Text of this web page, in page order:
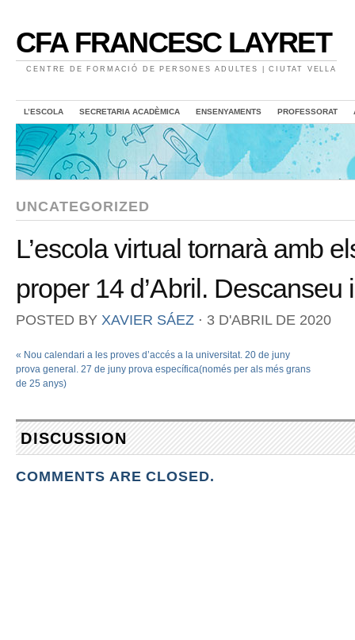
CFA FRANCESC LAYRET
CENTRE DE FORMACIÓ DE PERSONES ADULTES | CIUTAT VELLA
L’ESCOLA SECRETARIA ACADÈMICA ENSENYAMENTS PROFESSORAT
UNCATEGORIZED
L’escola virtual tornarà amb
proper 14 d’Abril. Descanseu
POSTED BY XAVIER SÁEZ ⋅ 3 D'ABRIL DE 2020
« Nou calendari a les proves d’accés a la universitat. 20 de juny
prova general. 27 de juny prova específica(només per als més grans
de 25 anys)
DISCUSSION
COMMENTS ARE CLOSED.